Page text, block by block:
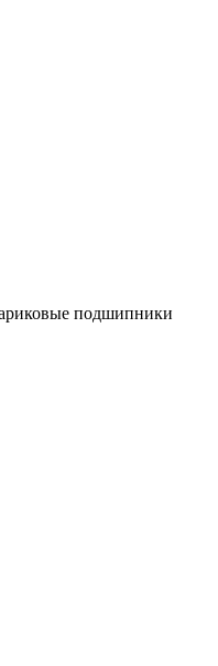
подшипники